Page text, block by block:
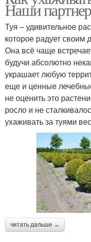
Наши
Туя – удивительное
которое радует своим
Она всё чаще
будучи абсолютно
украшает любую
еще и ценные
не оценить это
росло и не
ухаживать за туями
читать дальше →